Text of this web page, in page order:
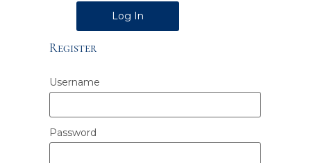
Alternative:
Register
Username
Password